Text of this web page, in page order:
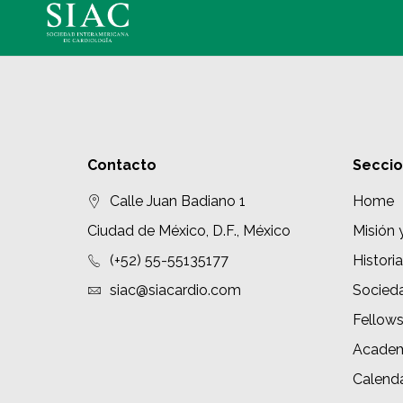
Contacto
Calle Juan Badiano 1
Ciudad de México, D.F., México
(+52) 55-55135177
siac@siacardio.com
Home
Misión
Historia
Fellows